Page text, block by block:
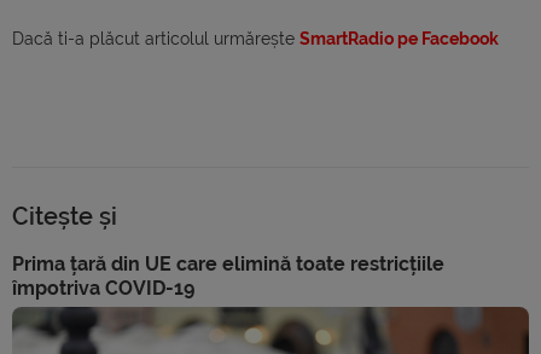
Dacă ti-a plăcut articolul urmărește SmartRadio pe Facebook
Citește și
Prima țară din UE care elimină toate restricțiile
împotriva COVID-19